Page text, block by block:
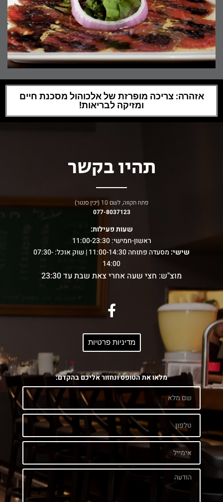
אזהרה: צריכה מופרזת של אלכוהול מסכנת חיים
ומזיקה לבריאות!
תהיו בקשר
פתח תקווה, לשם 10 (יכין סנטר)
077-8037123
שעות פעילות:
ראשון-חמישי: 11:00-23:30
שישי: מסעדה פתוחה 11:00-14:30 |
שוק אוכל: 07:30-
14:00
מוצ"ש: חצי שעה אחרי צאת שבת עד 23:30
מדיניות פרטיות
מלאו את הטופס ונחזור אליכם בהקדם: